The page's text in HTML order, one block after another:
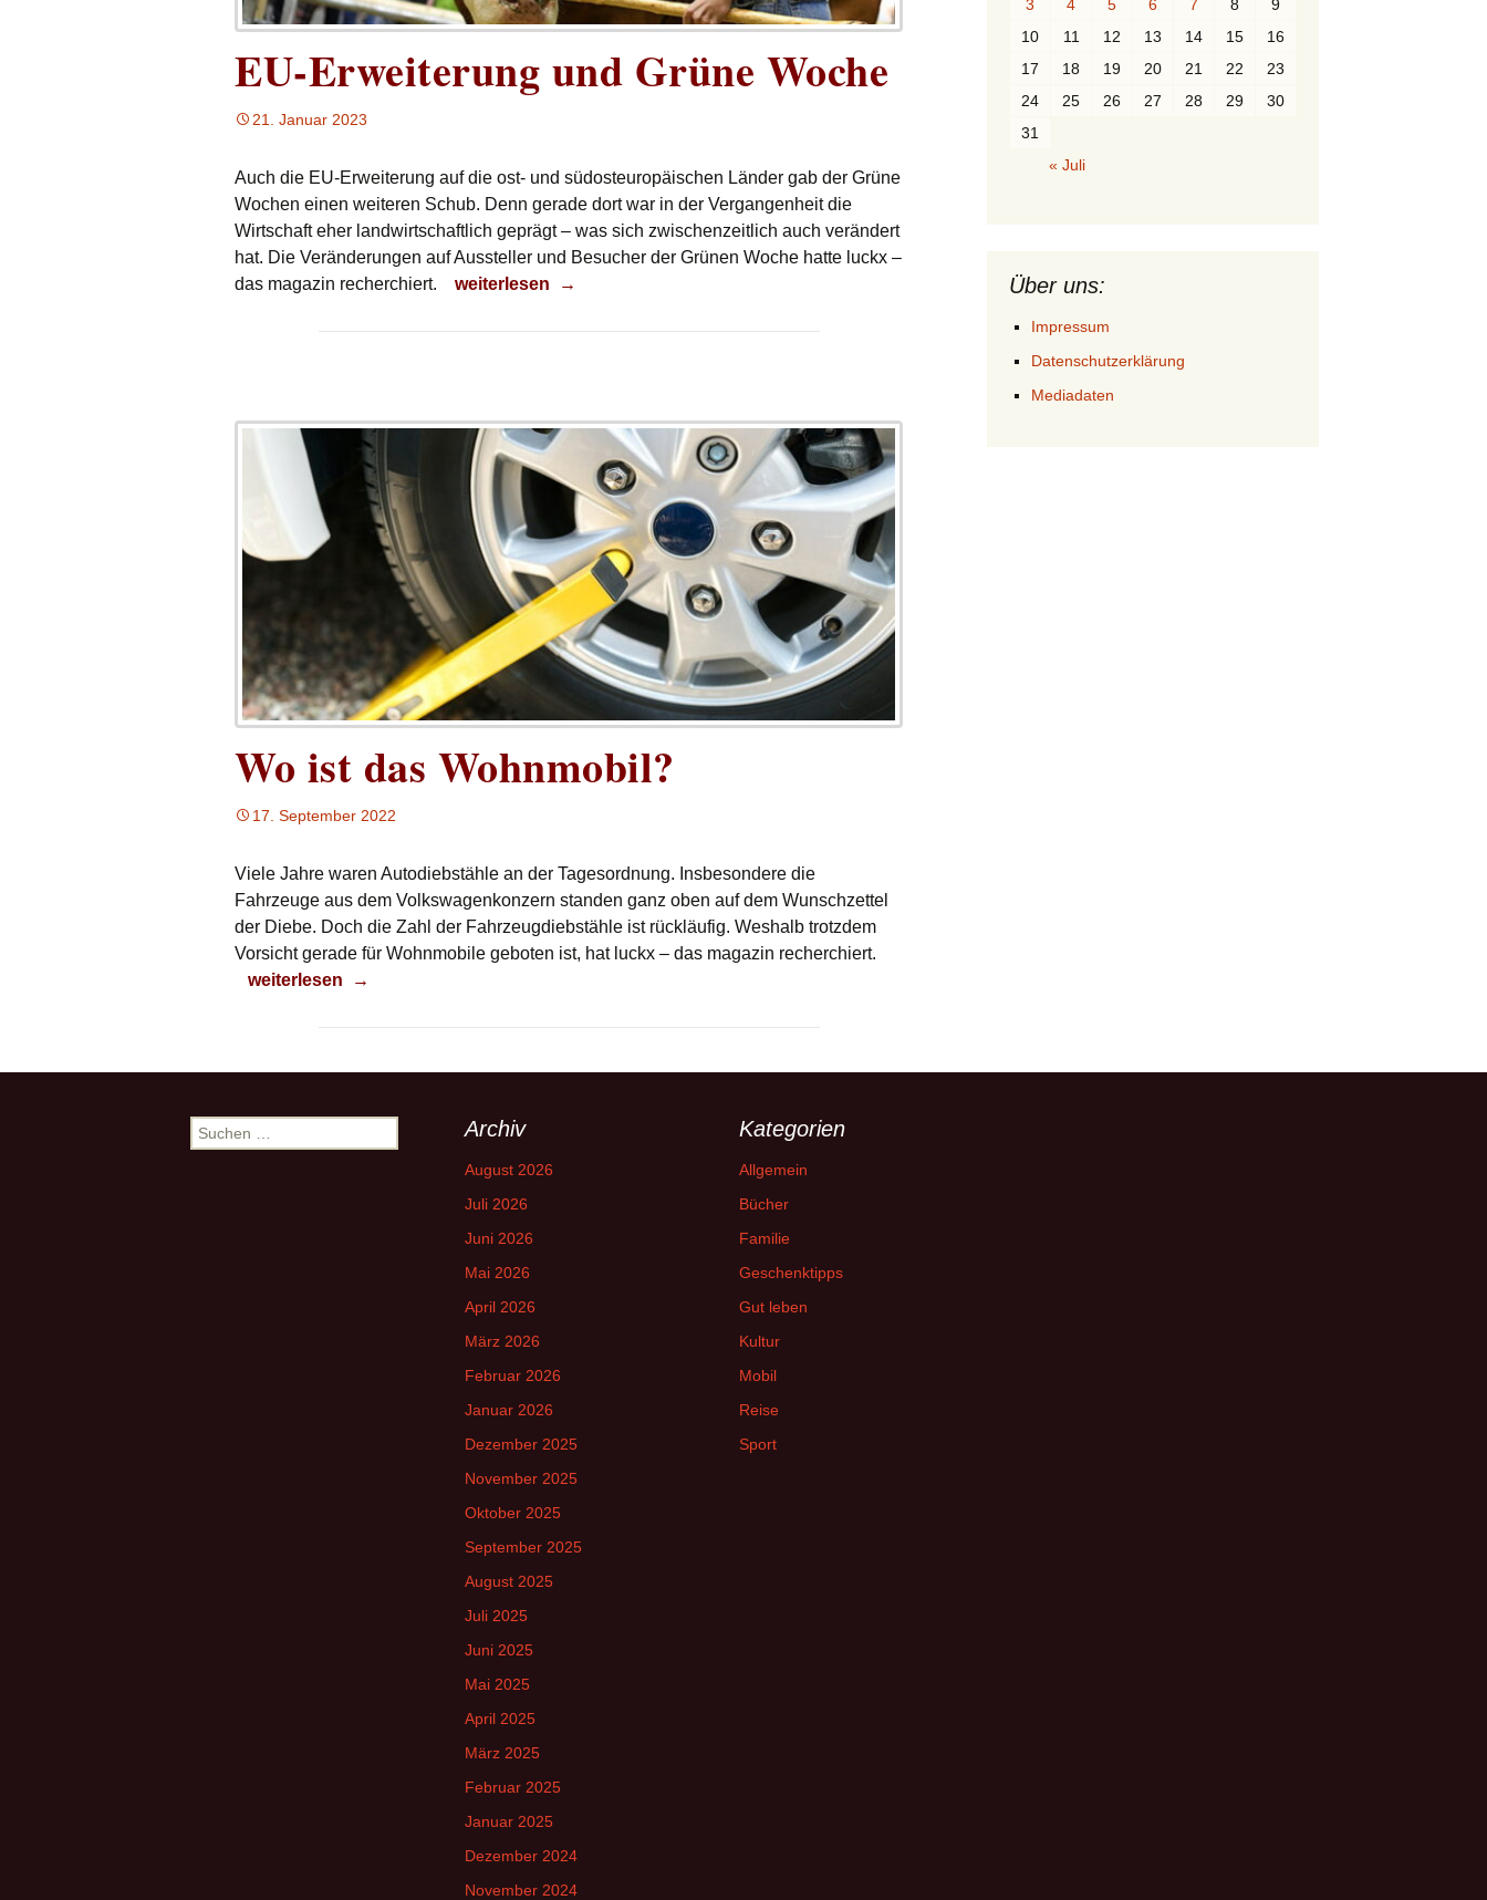
EU-Erweiterung und Grüne Woche
21. Januar 2023
Auch die EU-Erweiterung auf die ost- und südosteuropäischen Länder gab der Grüne
Wochen einen weiteren Schub. Denn gerade dort war in der Vergangenheit die
Wirtschaft eher landwirtschaftlich geprägt – was sich zwischenzeitlich auch verändert
hat. Die Veränderungen auf Aussteller und Besucher der Grünen Woche hatte luckx –
das magazin recherchiert.
EU-Erweiterung und Grüne Woche
weiterlesen →
Wo ist das Wohnmobil?
17. September 2022
Viele Jahre waren Autodiebstähle an der Tagesordnung. Insbesondere die
Fahrzeuge aus dem Volkswagenkonzern standen ganz oben auf dem Wunschzettel
der Diebe. Doch die Zahl der Fahrzeugdiebstähle ist rückläufig. Weshalb trotzdem
Vorsicht gerade für Wohnmobile geboten ist, hat luckx – das magazin recherchiert.
Wo ist das Wohnmobil?
weiterlesen →
3
4 5 6 7 8
9
10
11 12 13 14 15
16
17
18 19 20 21 22
23
24
25 26 27 28 29
30
31
« Juli
Über uns:
Impressum
Datenschutzerklärung
Mediadaten
Suchen
nach:
Archiv
August 2026
Juli 2026
Juni 2026
Mai 2026
April 2026
März 2026
Februar 2026
Januar 2026
Dezember 2025
November 2025
Oktober 2025
September 2025
August 2025
Juli 2025
Juni 2025
Mai 2025
April 2025
März 2025
Februar 2025
Januar 2025
Dezember 2024
November 2024
Kategorien
Allgemein
Bücher
Familie
Geschenktipps
Gut leben
Kultur
Mobil
Reise
Sport